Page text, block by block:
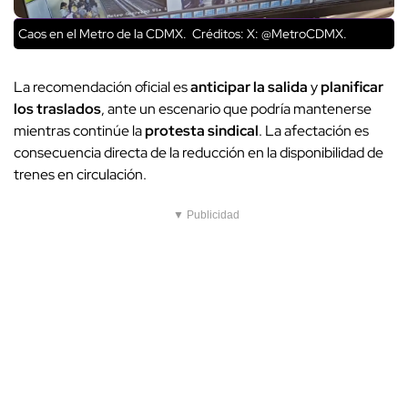
Caos en el Metro de la CDMX. Créditos: X: @MetroCDMX.
La recomendación oficial esanticipar la salidayplanificar
los traslados, ante un escenario que podría mantenerse
mientras continúe laprotesta sindical. La afectación es
consecuencia directa de la reducción en la disponibilidad de
trenes en circulación.
▼ Publicidad